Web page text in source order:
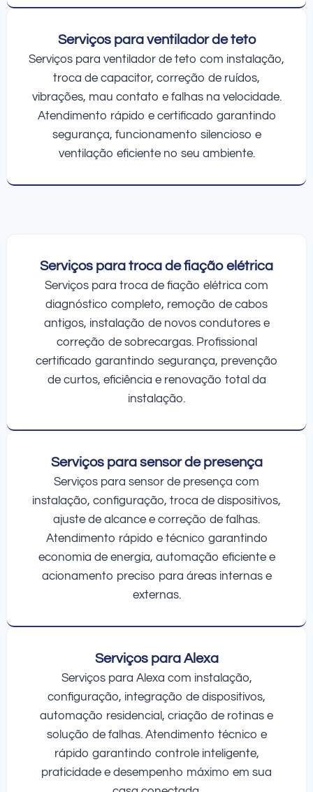
Serviços para ventilador de teto
Serviços para ventilador de teto com instalação,
troca de capacitor, correção de ruídos,
vibrações, mau contato e falhas na velocidade.
Atendimento rápido e certificado garantindo
segurança, funcionamento silencioso e
ventilação eficiente no seu ambiente.
Serviços para troca de fiação elétrica
Serviços para troca de fiação elétrica com
diagnóstico completo, remoção de cabos
antigos, instalação de novos condutores e
correção de sobrecargas. Profissional
certificado garantindo segurança, prevenção
de curtos, eficiência e renovação total da
instalação.
Serviços para sensor de presença
Serviços para sensor de presença com
instalação, configuração, troca de dispositivos,
ajuste de alcance e correção de falhas.
Atendimento rápido e técnico garantindo
economia de energia, automação eficiente e
acionamento preciso para áreas internas e
externas.
Serviços para Alexa
Serviços para Alexa com instalação,
configuração, integração de dispositivos,
automação residencial, criação de rotinas e
solução de falhas. Atendimento técnico e
rápido garantindo controle inteligente,
praticidade e desempenho máximo em sua